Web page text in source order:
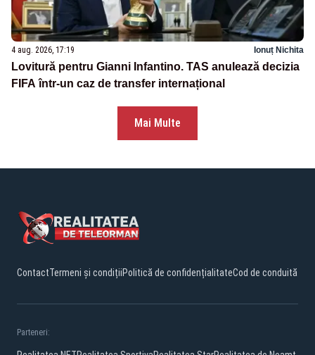
4 aug. 2026, 17:19 Ionuț Nichita
Lovitură pentru Gianni Infantino. TAS anulează decizia
FIFA într-un caz de transfer internațional
Mai Multe
ContactTermeni și condițiiPolitică de confidențialitateCod de conduită
Parteneri: